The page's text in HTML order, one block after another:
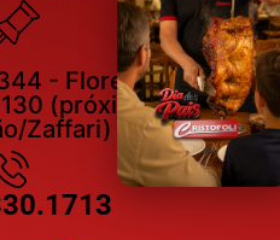
- Floresta, Porto
(próximo esquina
Zaffari)